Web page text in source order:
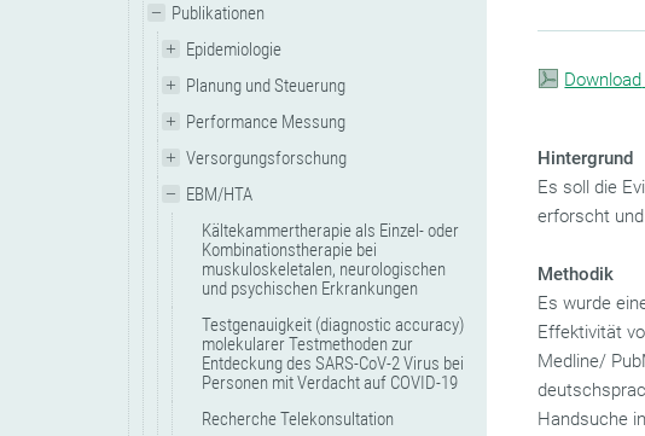
Publikationen
Epidemiologie
Planung und Steuerung
Performance Messung
Versorgungsforschung
EBM/HTA
Kältekammertherapie als Einzel- oder
Kombinationstherapie bei
muskuloskeletalen, neurologischen
und psychischen Erkrankungen
Testgenauigkeit (diagnostic accuracy)
molekularer Testmethoden zur
Entdeckung des SARS-CoV-2 Virus bei
Personen mit Verdacht auf COVID-19
Recherche Telekonsultation
Download
Hintergrund
Es soll die
erforscht
Methodik
Es wurde
Effektivität
Medline/
Handsuche